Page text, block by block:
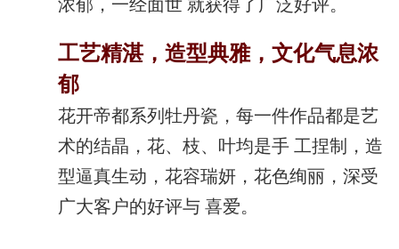
浓郁，一经面世 就获得了广泛好评。
工艺精湛，造型典雅，文化气息浓
郁
花开帝都系列牡丹瓷，每一件作品都是艺
术的结晶，花、枝、叶均是手 工捏制，造
型逼真生动，花容瑞妍，花色绚丽，深受
广大客户的好评与 喜爱。